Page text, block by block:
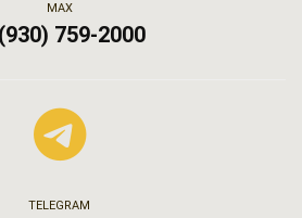
МАХ
759-2000
TELEGRAM